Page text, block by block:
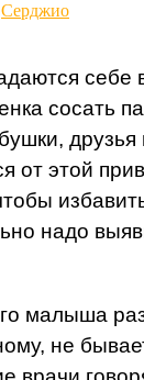
Серджио
себе
сосать
друзья
от этой
надо
малыша
не